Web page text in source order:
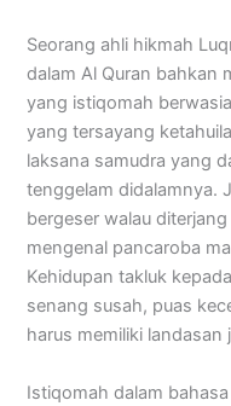
Seorang ahli hikmah
dalam Al Quran bahkan
yang istiqomah
yang tersayang
laksana samudra yang
tenggelam didalamnya.
bergeser walau
mengenal pancaroba
Kehidupan takluk
senang susah, puas
harus memiliki
Istiqomah dalam